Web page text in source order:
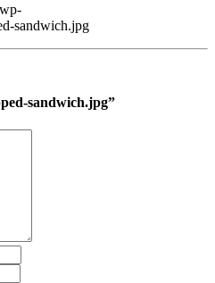
sandwich.jpg
sandwich.jpg”